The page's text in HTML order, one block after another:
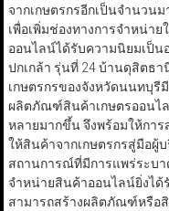
จากเกษตรกรอีกเป็นจำนวน
เพื่อเพิ่มช่องทางการจำหน่า
ออนไลน์ได้รับความนิยมเป็น
ปกเกล้า รุ่นที่ 24 บ้านดุสิตธ
เกษตรกรของจังหวัดนนทบุรี
ผลิตภัณฑ์สินค้าเกษตรออนไ
หลายมากขึ้น จึงพร้อมให้กา
ให้สินค้าจากเกษตรกรสู่มือผู้
สถานการณ์ที่มีการแพร่ระบา
จำหน่ายสินค้าออนไลน์ยิ่งได้
สามารถสร้างผลิตภัณฑ์หรือ